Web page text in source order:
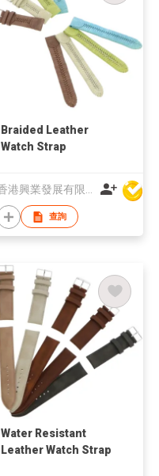
Braided Leather
Watch Strap
查詢
Water Resistant
Leather Watch Strap